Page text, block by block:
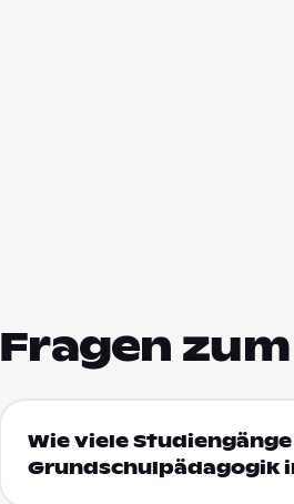
Fragen
Wie viele
Grundschulpädagogik